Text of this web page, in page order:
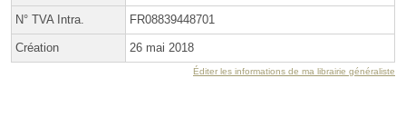
N° TVA Intra. FR08839448701
Création 26 mai 2018
Éditer les informations de ma librairie généraliste